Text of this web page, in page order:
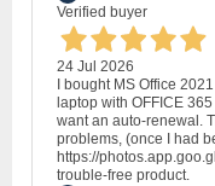
Verified buyer
24 Jul 2026
I bought MS Office
laptop with OFFICE
want an auto-renewal.
problems, (once I had
https://
trouble-free product.